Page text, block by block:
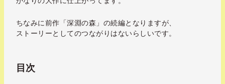
ちなみに前作「深淵の森」の続編となりますが、
ストーリーとしてのつながりはないらしいです。
目次